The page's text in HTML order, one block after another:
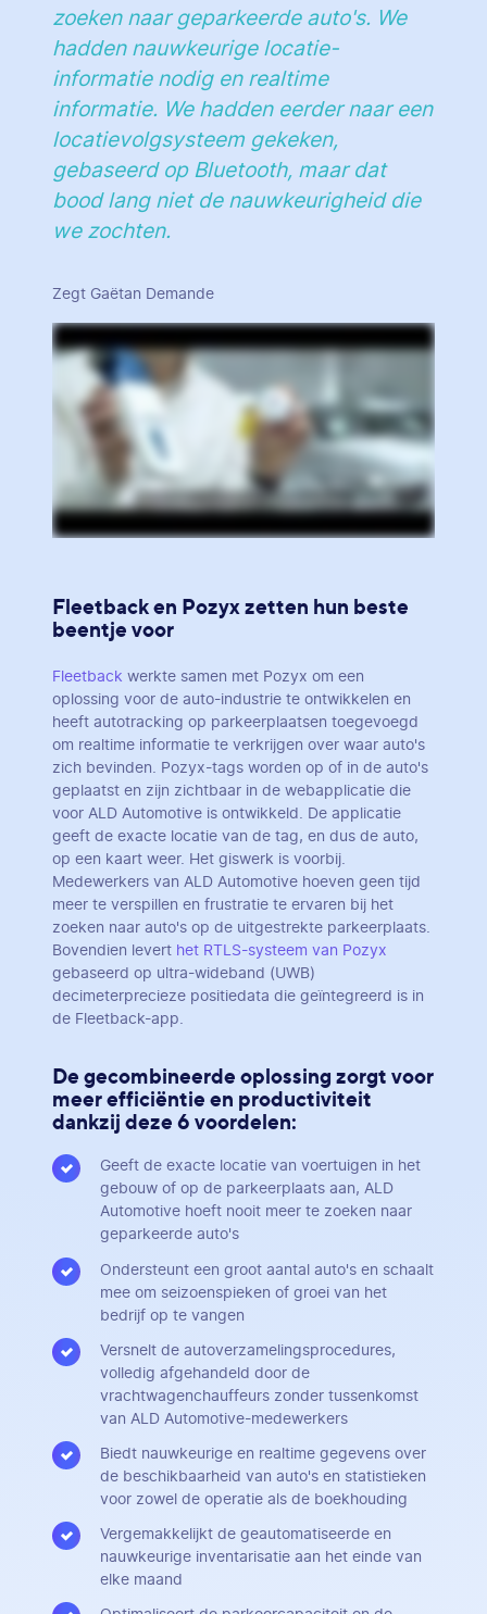
zoeken naar geparkeerde auto's. We
hadden nauwkeurige locatie-
informatie nodig en realtime
informatie. We hadden eerder naar een
locatievolgsysteem gekeken,
gebaseerd op Bluetooth, maar dat
bood lang niet de nauwkeurigheid die
we zochten.
Zegt Gaëtan Demande
Fleetback en Pozyx zetten hun beste
beentje voor
Fleetback werkte samen met Pozyx om een
oplossing voor de auto-industrie te ontwikkelen en
heeft autotracking op parkeerplaatsen toegevoegd
om realtime informatie te verkrijgen over waar auto's
zich bevinden. Pozyx-tags worden op of in de auto's
geplaatst en zijn zichtbaar in de webapplicatie die
voor ALD Automotive is ontwikkeld. De applicatie
geeft de exacte locatie van de tag, en dus de auto,
op een kaart weer. Het giswerk is voorbij.
Medewerkers van ALD Automotive hoeven geen tijd
meer te verspillen en frustratie te ervaren bij het
zoeken naar auto's op de uitgestrekte parkeerplaats.
Bovendien levert het RTLS-systeem van Pozyx
gebaseerd op ultra-wideband (UWB)
decimeterprecieze positiedata die geïntegreerd is in
de Fleetback-app.
De gecombineerde oplossing zorgt voor
meer efficiëntie en productiviteit
dankzij deze 6 voordelen:
Geeft de exacte locatie van voertuigen in het
gebouw of op de parkeerplaats aan, ALD
Automotive hoeft nooit meer te zoeken naar
geparkeerde auto's
Ondersteunt een groot aantal auto's en schaalt
mee om seizoenspieken of groei van het
bedrijf op te vangen
Versnelt de autoverzamelingsprocedures,
volledig afgehandeld door de
vrachtwagenchauffeurs zonder tussenkomst
van ALD Automotive-medewerkers
Biedt nauwkeurige en realtime gegevens over
de beschikbaarheid van auto's en statistieken
voor zowel de operatie als de boekhouding
Vergemakkelijkt de geautomatiseerde en
nauwkeurige inventarisatie aan het einde van
elke maand